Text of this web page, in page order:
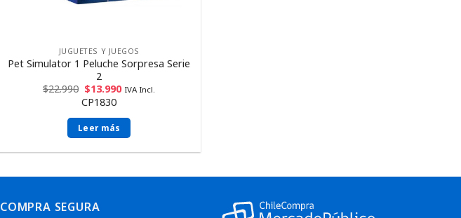
JUGUETES Y JUEGOS
Pet Simulator 1 Peluche Sorpresa Serie
2
$22.990 $13.990 IVA Incl.
CP1830
Leer más
COMPRA SEGURA